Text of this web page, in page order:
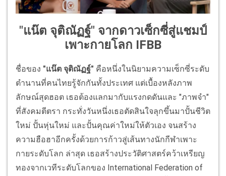
"แน๊ต จุติณัฏฐ์" จากดาวเซ็กซี่สู่แชมป์
เพาะกายโลก IFBB
ชื่อของ "แน๊ต จุติณัฏฐ์" คือหนึ่งในนิยามความเซ็กซี่ระดับ
ตำนานที่คนไทยรู้จักกันทั้งประเทศ แต่เบื้องหลังภาพ
ลักษณ์สุดฮอต เธอต้องแลกมากับแรงกดดันและ "ภาพจำ"
ที่สังคมตีตรา กระทั่งวันหนึ่งเธอตัดสินใจลุกขึ้นมาปั้นชีวิต
ใหม่ ปั้นหุ่นใหม่ และปั้นคุณค่าใหม่ให้ตัวเอง จนสร้าง
ความฮือฮาอีกครั้งด้วยการก้าวสู่เส้นทางนักกีฬาเพาะ
กายระดับโลก ล่าสุด เธอสร้างประวัติศาสตร์คว้าเหรียญ
ทองจากเวทีระดับโลกของ International Federation of